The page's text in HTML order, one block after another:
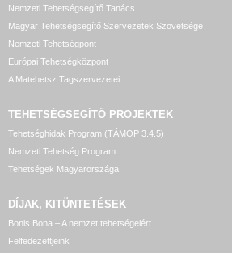
Nemzeti Tehetségsegítő Tanács
Magyar Tehetségsegítő Szervezetek Szövetsége
Nemzeti Tehetségpont
Európai Tehetségközpont
A Matehetsz Tagszervezetei
TEHETSÉGSEGÍTŐ PROJEKTEK
Tehetséghidak Program (TÁMOP 3.4.5)
Nemzeti Tehetség Program
Tehetségek Magyarországa
DÍJAK, KITÜNTETÉSEK
Bonis Bona – A nemzet tehetségeiért
Felfedezettjeink